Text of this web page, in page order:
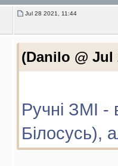
Jul 28 2021, 11:44
(Danilo @ Jul
Ручні ЗМІ
Білосусь),